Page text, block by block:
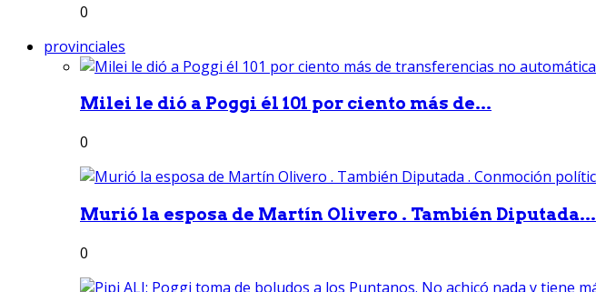
0
provinciales
Milei le dió a Poggi él 101 por ciento más de...
0
Murió la esposa de Martín Olivero . También Diputada...
0